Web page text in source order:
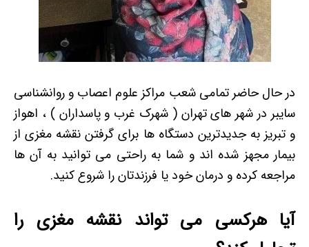
در حال حاضر تمامی شعب مراکز علوم اعصاب و روانشناسی
سایبر در شهر های تهران ( شهرک غرب و پاسداران ) ، اهواز
و تبریز به جدیدترین دستگاه ها برای گرفتن نقشه مغزی از
بیمار مجهز شده اند و شما به راحتی می توانید به آن ها
مراجعه کرده و درمان خود یا فرزندتان را شروع کنید.
آیا هرکسی می تواند نقشه مغزی را